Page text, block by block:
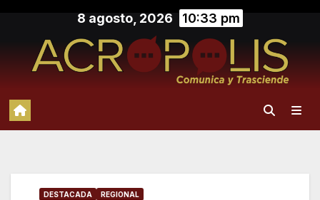
contenido
8 agosto, 2026 10:33 pm
DESTACADA REGIONAL